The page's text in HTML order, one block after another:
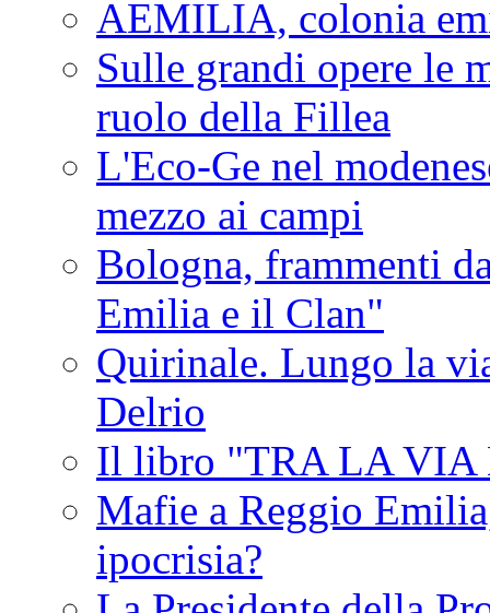
AEMILIA, colonia
Sulle grandi opere le
ruolo della Fillea
L'Eco-Ge nel
mezzo ai campi
Bologna, frammenti
Emilia e il Clan"
Quirinale. Lungo la
Delrio
Il libro "TRA LA
Mafie a Reggio
ipocrisia?